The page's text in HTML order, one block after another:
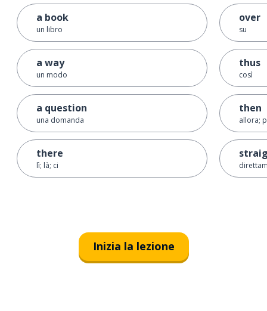
a book
un libro
a way
un modo
a question
una domanda
there
lì; là; ci
over
su
thus
così
then
allora;
Inizia la lezione